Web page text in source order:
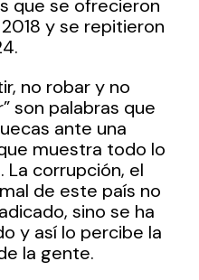
que se ofrecieron
y se repitieron
no robar y no
son palabras que
ante una
muestra todo lo
La corrupción, el
de este país no
sino se ha
y así lo percibe la
la gente.